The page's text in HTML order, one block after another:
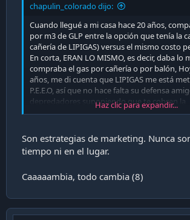
chapulin_colorado dijo:
Cuando llegué a mi casa hace 20 años,
por m3 de GLP entre la opción que tenía la
cañería de LIPIGAS) versus el mismo costo
En corta, ERAN LO MISMO, es decir, daba lo
compraba el gas por cañería o por balón,
años, me di cuenta que LIPIGAS me está
P.E.E.O, así que no hace falta su defensa
depredadores suponiendo que te cobran la
infraestructura, antes no la cobraban.
Haz clic para expandir...
Son estrategias de marketing. Nunca
tiempo ni en el lugar.
Caaaaambia, todo cambia (8)